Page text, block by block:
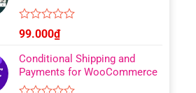
sao
Được
xếp
hạng
0
5
sao
99.000₫
Conditional Shipping and
Payments for WooCommerce